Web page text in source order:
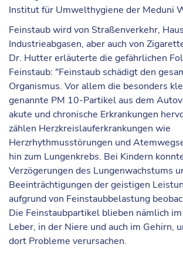
Institut für Umwelthygiene der Meduni
Feinstaub wird von Straßenverkehr,
Industrieabgasen, aber auch von
Dr. Hutter erläuterte die gefährlichen
Feinstaub: "Feinstaub schädigt den
Organismus. Vor allem die besonders
genannte PM 10-Partikel aus dem
akute und chronische Erkrankungen
zählen Herzkreislauferkrankungen wie
Herzrhythmusstörungen und
hin zum Lungenkrebs. Bei Kindern
Verzögerungen des Lungenwachstums
Beeinträchtigungen der geistigen
aufgrund von Feinstaubbelastung
Die Feinstaubpartikel blieben nämlich
Leber, in der Niere und auch im Gehirn,
dort Probleme verursachen.